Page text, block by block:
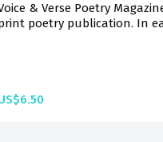
& Verse Poetry
poetry publication. In